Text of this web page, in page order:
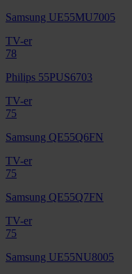
Samsung UE55MU7005
TV-er
78
Philips 55PUS6703
TV-er
75
Samsung QE55Q6FN
TV-er
75
Samsung QE55Q7FN
TV-er
75
Samsung UE55NU8005